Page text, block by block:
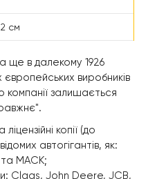
см
ще в далекому 1926
європейських виробників
компанії залишається
копії (до
автогігантів, як:
MACK;
Claas, John Deere, JCB,